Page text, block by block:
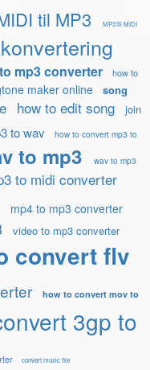
til MP3 MP3 til MIDI
mp3 converter
how to
maker online
song
how to edit song
join
to wav how to convert mp3 to
to mp3
wav to mp3
to midi converter
mp4 to mp3 converter
video to mp3 converter
convert flv
how to convert mov to
3gp to
convert music file